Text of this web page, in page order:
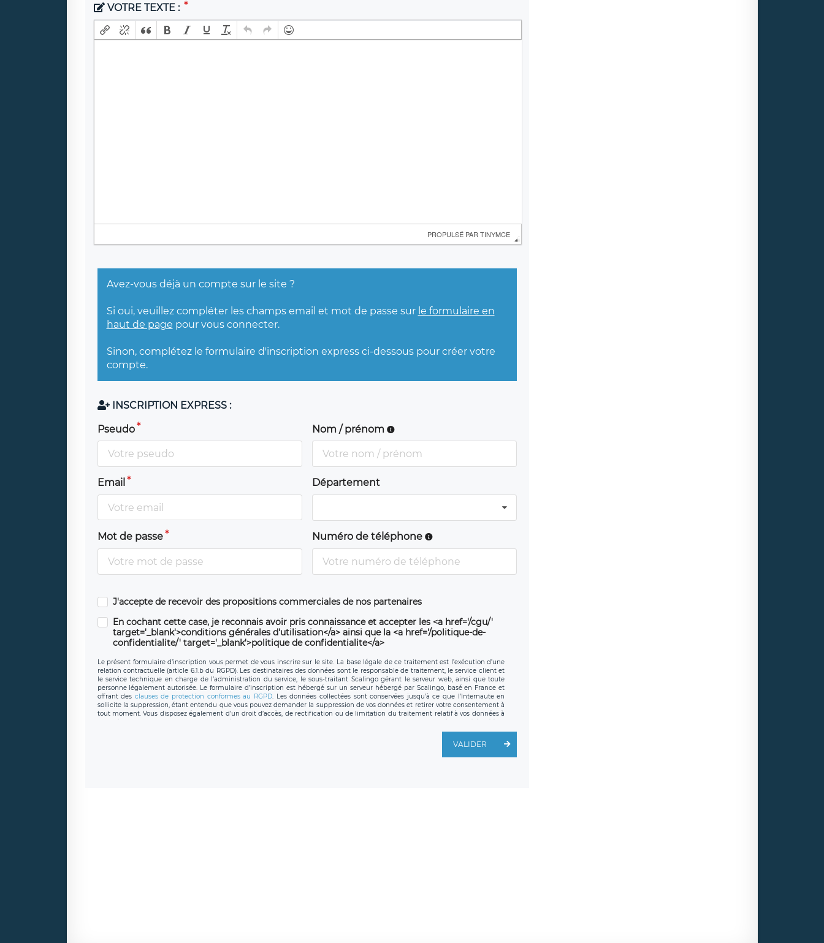
VOTRE TEXTE :
PROPULSÉ PAR TINYMCE
Avez-vous déjà un compte sur le site ?
Si oui, veuillez compléter les champs email et mot de passe sur le formulaire en
haut de page pour vous connecter.
Sinon, complétez le formulaire d'inscription express ci-dessous pour créer votre
compte.
INSCRIPTION EXPRESS :
Pseudo Nom / prénom
Email Département
Mot de passe Numéro de téléphone
J'accepte de recevoir des propositions commerciales de nos partenaires
En cochant cette case, je reconnais avoir pris connaissance et accepter les <a href='/cgu/'
target='_blank'>conditions générales d'utilisation</a> ainsi que la <a href='/politique-de-
confidentialite/' target='_blank'>politique de confidentialite</a>
Le présent formulaire d’inscription vous permet de vous inscrire sur le site. La base légale de ce traitement est l’exécution d’une
relation contractuelle (article 6.1.b du RGPD). Les destinataires des données sont le responsable de traitement, le service client et
le service technique en charge de l’administration du service, le sous-traitant Scalingo gérant le serveur web, ainsi que toute
personne légalement autorisée. Le formulaire d’inscription est hébergé sur un serveur hébergé par Scalingo, basé en France et
offrant des clauses de protection conformes au RGPD. Les données collectées sont conservées jusqu’à ce que l’Internaute en
sollicite la suppression, étant entendu que vous pouvez demander la suppression de vos données et retirer votre consentement à
tout moment. Vous disposez également d’un droit d’accès, de rectification ou de limitation du traitement relatif à vos données à
caractère personnel, ainsi que d’un droit à la portabilité de vos données. Vous pouvez exercer ces droits auprès du délégué à la
protection des données de LÉGAVOX qui exerce au siège social de LÉGAVOX et est joignable à l’adresse mail suivante :
joignable à l’adresse mail : responsabledetraitement@legavox.fr. Vous avez également le droit d’introduire une réclamation
VALIDER